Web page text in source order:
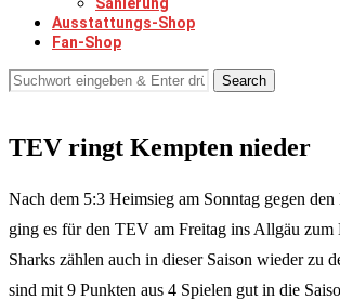
Ausstattungs-Shop
Fan-Shop
Search
TEV ringt Kempten nieder
Nach dem 5:3 Heimsieg am Sonntag gegen
ging es für den TEV am Freitag ins Allgäu
Sharks zählen auch in dieser Saison wieder zu
sind mit 9 Punkten aus 4 Spielen gut in die